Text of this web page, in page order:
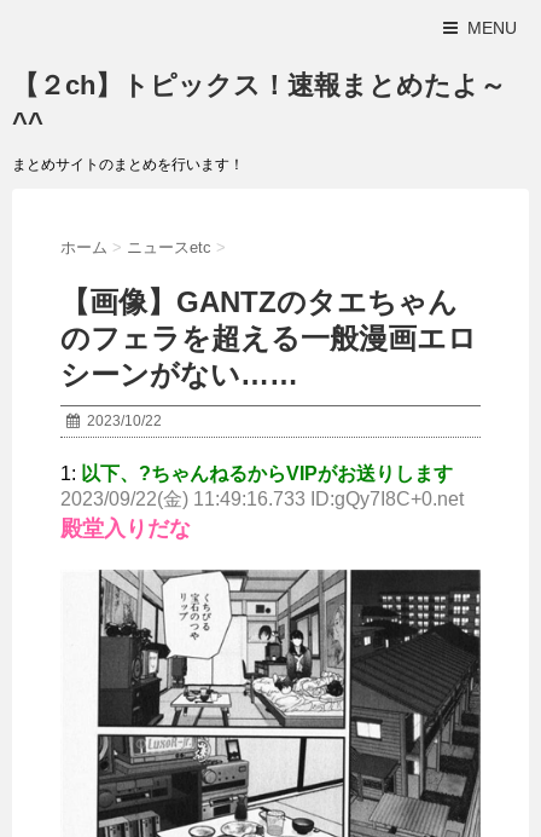
MENU
【２ch】トピックス！速報まとめたよ～
^^
まとめサイトのまとめを行います！
ホーム > ニュースetc >
【画像】GANTZのタエちゃん
のフェラを超える一般漫画エロ
シーンがない……
2023/10/22
1: 以下、?ちゃんねるからVIPがお送りします
2023/09/22(金) 11:49:16.733 ID:gQy7I8C+0.net
殿堂入りだな